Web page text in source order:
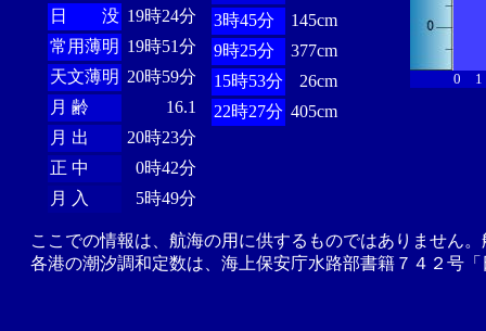
日 没 19時24分
常用薄明 19時51分
天文薄明 20時59分
月 齢
16.1
月 出
20時23分
正 中
0時42分
月 入
5時49分
3時45分
145cm
9時25分
377cm
15時53分
26cm
22時27分 405cm
0 1
ここでの情報は、航海の用に供するものではありません
各港の潮汐調和定数は、海上保安庁水路部書籍７４２号